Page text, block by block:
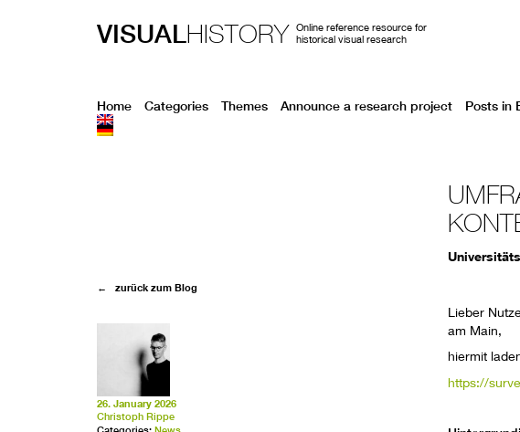
VISUALHISTORY
Online reference resource for
historical visual research
Home Categories Themes Announce a research project Posts in
Lieber
am Main,
hiermit
https://
← zurück zum Blog
26. January 2026
Christoph Rippe